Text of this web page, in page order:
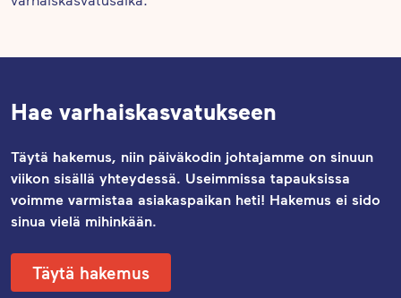
Hae varhaiskasvatukseen
Täytä hakemus, niin päiväkodin johtajamme on sinuun
viikon sisällä yhteydessä. Useimmissa tapauksissa
voimme varmistaa asiakaspaikan heti! Hakemus ei sido
sinua vielä mihinkään.
Täytä hakemus